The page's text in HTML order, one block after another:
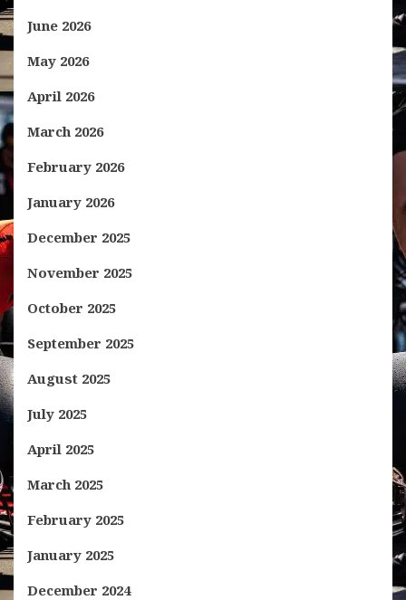
June 2026
May 2026
April 2026
March 2026
February 2026
January 2026
December 2025
November 2025
October 2025
September 2025
August 2025
July 2025
April 2025
March 2025
February 2025
January 2025
December 2024